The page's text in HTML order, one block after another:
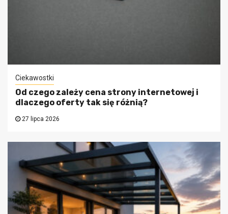
Ciekawostki
Od czego zależy cena strony internetowej i
dlaczego oferty tak się różnią?
27 lipca 2026